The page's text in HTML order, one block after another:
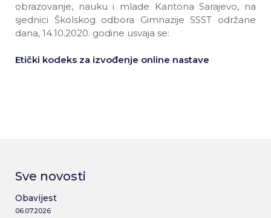
Sve novosti
Obavijest
06.07.2026
obrazovanje, nauku i mlade Kantona Sarajevo, na
sjednici Školskog odbora Gimnazije SSST održane
dana, 14.10.2020. godine usvaja se:
Etički kodeks za izvođenje online nastave